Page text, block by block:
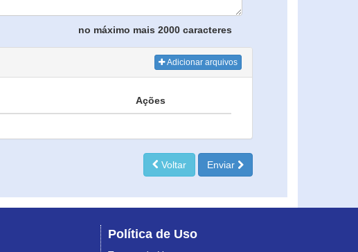
no máximo mais 2000 caracteres
Adicionar arquivos
Ações
Voltar Enviar
Política de Uso